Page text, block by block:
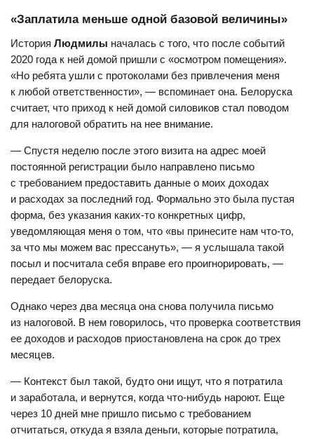
«Заплатила меньше одной базовой величины»
История Людмилы началась с того, что после событий
2020 года к ней домой пришли с «осмотром помещения».
«Но ребята ушли с протоколами без привлечения меня
к любой ответственности», — вспоминает она. Белоруска
считает, что приход к ней домой силовиков стал поводом
для налоговой обратить на нее внимание.
— Спустя неделю после этого визита на адрес моей
постоянной регистрации было направлено письмо
с требованием предоставить данные о моих доходах
и расходах за последний год. Формально это была пустая
форма, без указания каких-то конкретных цифр,
уведомляющая меня о том, что «вы принесите нам что-то,
за что мы можем вас прессануть», — я услышала такой
посыл и посчитала себя вправе его проигнорировать, —
передает белоруска.
Однако через два месяца она снова получила письмо
из налоговой. В нем говорилось, что проверка соответствия
ее доходов и расходов приостановлена на срок до трех
месяцев.
— Контекст был такой, будто они ищут, что я потратила
и заработала, и вернутся, когда что-нибудь нароют. Еще
через 10 дней мне пришло письмо с требованием
отчитаться, откуда я взяла деньги, которые потратила,